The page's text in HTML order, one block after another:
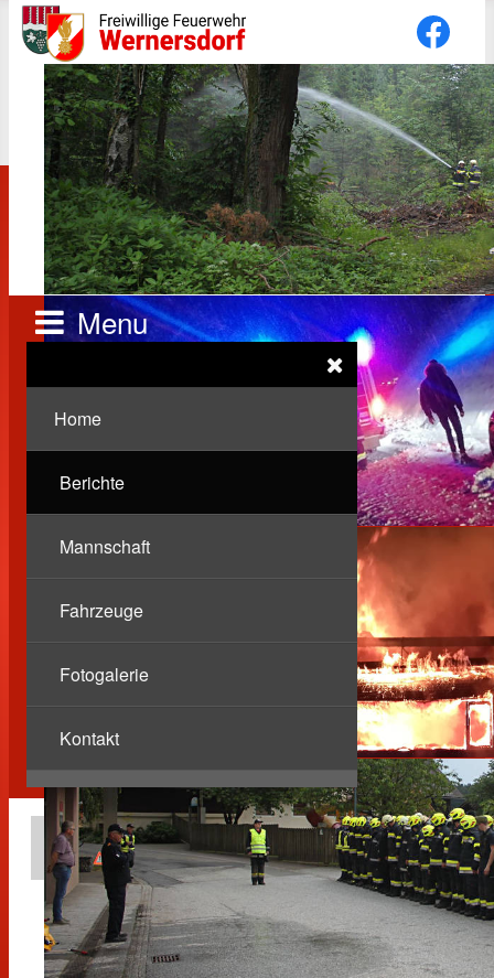
Menu
Home
Berichte
Mannschaft
Fahrzeuge
Fotogalerie
Kontakt
Berichte
Brandverdacht Heizraum
17.09.2024